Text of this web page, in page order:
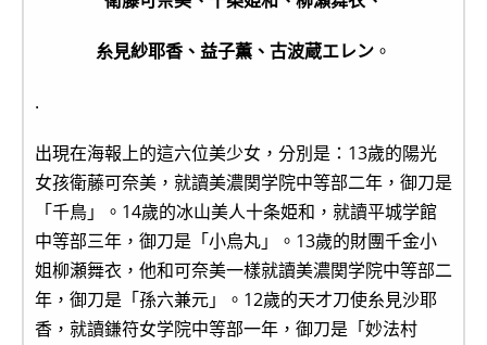
糸見紗耶香、益子薫、古波蔵エレン 。
.
出現在海報上的這六位美少女，分別是：13歲的陽光
女孩衛藤可奈美，就讀美濃関学院中等部二年，御刀是
「千鳥」。14歲的冰山美人十条姫和，就讀平城学館
中等部三年，御刀是「小烏丸」。13歲的財團千金小
姐柳瀬舞衣，他和可奈美一樣就讀美濃関学院中等部二
年，御刀是「孫六兼元」。12歲的天才刀使糸見沙耶
香，就讀鎌符女学院中等部一年，御刀是「妙法村